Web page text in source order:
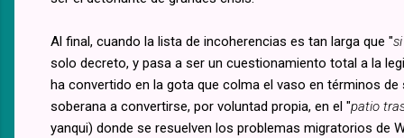
Al final, cuando la lista de incoherencias es tan larga que "
solo decreto, y pasa a ser un cuestionamiento total a la
ha convertido en la gota que colma el vaso en términos
soberana a convertirse, por voluntad propia, en el "patio
yanqui) donde se resuelven los problemas migratorios de